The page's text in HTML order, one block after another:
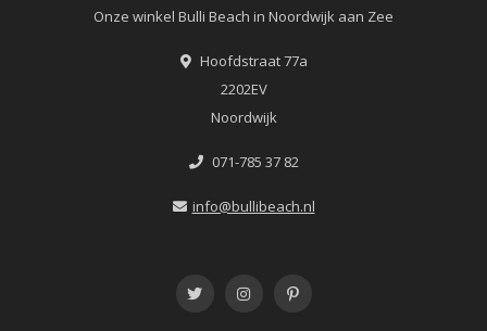
Onze winkel Bulli Beach in Noordwijk aan Zee
Hoofdstraat 77a
2202EV
Noordwijk
071-785 37 82
info@bullibeach.nl